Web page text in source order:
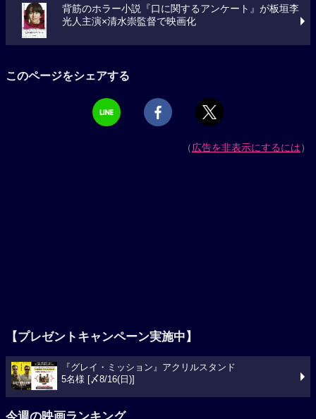
背筋のホラー小説『口に関するアンケート』が板垣李
光人主演×清水崇監督で映画化
このページをシェアする
（広告を非表示にするには）
【プレゼントキャンペーン実施中】
『グレイ・ミッション』アクリルスタンド
5名様 [〆8/16(日)]